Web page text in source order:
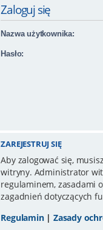
Zaloguj się
Nazwa użytkownika:
Hasło:
ZAREJESTRUJ SIĘ
Aby zalogować się,
witryny. Administrator
regulaminem, zasadami
zagadnień dotyczących
Regulamin|Zasady